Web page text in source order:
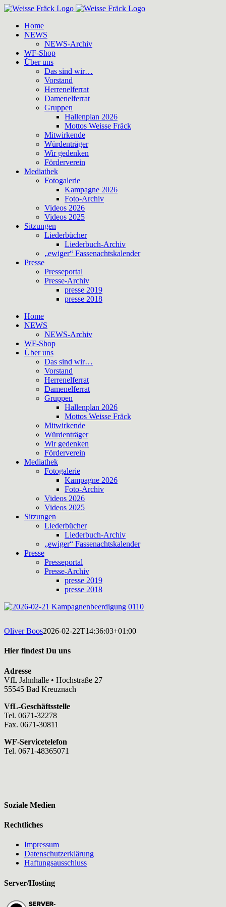
Zum
springenHome
NEWS
NEWS-Archiv
WF-Shop
Über uns
Das sind wir…
Vorstand
Herrenelferrat
Damenelferrat
Gruppen
Hallenplan 2026
Mottos Weisse Fräck
Mitwirkende
Würdenträger
Wir gedenken
Förderverein
Mediathek
Fotogalerie
Kampagne 2026
Foto-Archiv
Videos 2026
Videos 2025
Sitzungen
Liederbücher
Liederbuch-Archiv
„ewiger“ Fassenachtskalender
Presse
Presseportal
Presse-Archiv
presse 2019
presse 2018
Home
NEWS
NEWS-Archiv
WF-Shop
Über uns
Das sind wir…
Vorstand
Herrenelferrat
Damenelferrat
Gruppen
Hallenplan 2026
Mottos Weisse Fräck
Mitwirkende
Würdenträger
Wir gedenken
Förderverein
Mediathek
Fotogalerie
Kampagne 2026
Foto-Archiv
Videos 2026
Videos 2025
Sitzungen
Liederbücher
Liederbuch-Archiv
„ewiger“ Fassenachtskalender
Presse
Presseportal
Presse-Archiv
presse 2019
presse 2018
Oliver Boos2026-02-22T14:36:03+01:00
Hier findest Du uns
Adresse
VfL Jahnhalle • Hochstraße 27
55545 Bad Kreuznach
VfL-Geschäftsstelle
Tel. 0671-32278
Fax. 0671-30811
WF-Servicetelefon
Tel. 0671-48365071
Soziale Medien
Rechtliches
Impressum
Datenschutzerklärung
Haftungsausschluss
Server/Hosting